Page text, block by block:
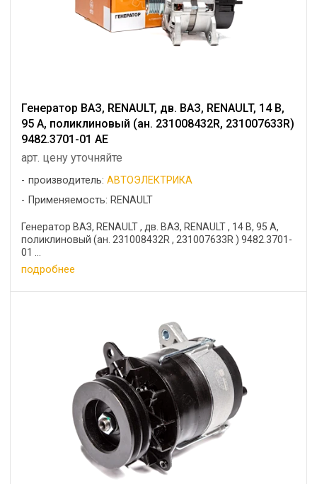
Генератор ВАЗ, RENAULT, дв. ВАЗ, RENAULT, 14 В,
95 А, поликлиновый (ан. 231008432R, 231007633R)
9482.3701-01 AE
арт. цену уточняйте
производитель:АВТОЭЛЕКТРИКА
Применяемость: RENAULT
Генератор ВАЗ, RENAULT , дв. ВАЗ, RENAULT , 14 В, 95 А,
поликлиновый (ан. 231008432R , 231007633R ) 9482.3701-
01 ...
подробнее